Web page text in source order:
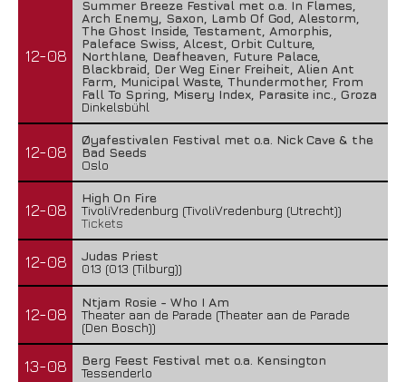
12-08
Summer Breeze Festival met o.a. In Flames,
Arch Enemy, Saxon, Lamb Of God, Alestorm,
The Ghost Inside, Testament, Amorphis,
Paleface Swiss, Alcest, Orbit Culture,
Northlane, Deafheaven, Future Palace,
Blackbraid, Der Weg Einer Freiheit, Alien Ant
Farm, Municipal Waste, Thundermother, From
Fall To Spring, Misery Index, Parasite inc., Groza
Dinkelsbühl
12-08
Øyafestivalen Festival met o.a. Nick Cave & the
Bad Seeds
Oslo
12-08
High On Fire
TivoliVredenburg (TivoliVredenburg (Utrecht))
Tickets
12-08
Judas Priest
013 (013 (Tilburg))
12-08
Ntjam Rosie - Who I Am
Theater aan de Parade (Theater aan de Parade
(Den Bosch))
13-08
Berg Feest Festival met o.a. Kensington
Tessenderlo